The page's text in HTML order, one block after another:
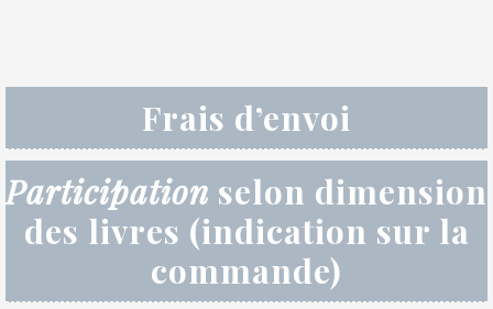
Frais d’envoi
Participation selon dimension
des livres (indication sur la
commande)